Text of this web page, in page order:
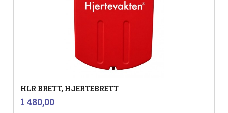
HLR BRETT, HJERTEBRETT
Pris
1 480,00